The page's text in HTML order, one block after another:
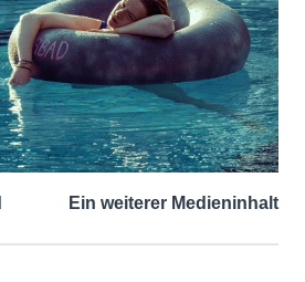
Ein weiterer Medieninhalt